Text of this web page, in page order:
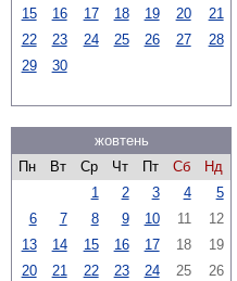
15 16 17 18 19 20
21
22
23 24 25 26 27
28
29
30
жовтень
Пн
Вт Ср Чт Пт Сб
Нд
1
2 3 4
5
6
7 8 9 10 11
12
13
14 15 16 17 18
19
20
21 22 23 24 25
26